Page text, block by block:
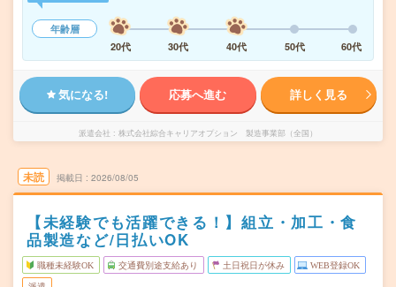
年齢層
20代
30代 40代 50代 60代
気になる! 応募へ進む 詳しく見る
派遣会社 株式会社綜合キャリアオプション 製造事業部（全国）
未読 掲載日 2026/08/05
【未経験でも活躍できる！】組立・加工・食
品製造など/日払いOK
職種未経験OK 交通費別途支給あり 土日祝日が休み WEB登録OK